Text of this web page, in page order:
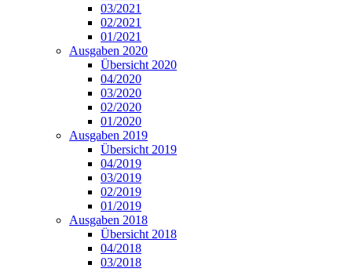
03/2021
02/2021
01/2021
Ausgaben 2020
Übersicht 2020
04/2020
03/2020
02/2020
01/2020
Ausgaben 2019
Übersicht 2019
04/2019
03/2019
02/2019
01/2019
Ausgaben 2018
Übersicht 2018
04/2018
03/2018